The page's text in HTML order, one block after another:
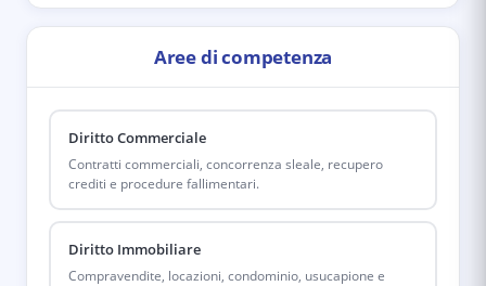
Aree di competenza
Diritto Commerciale
Contratti commerciali, concorrenza sleale, recupero
crediti e procedure fallimentari.
Diritto Immobiliare
Compravendite, locazioni, condominio, usucapione e